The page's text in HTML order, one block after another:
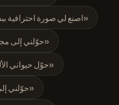
«اصنع لي صورة احترافية
«حوّلني إلى
«حوّل حيواني
«حوّلني